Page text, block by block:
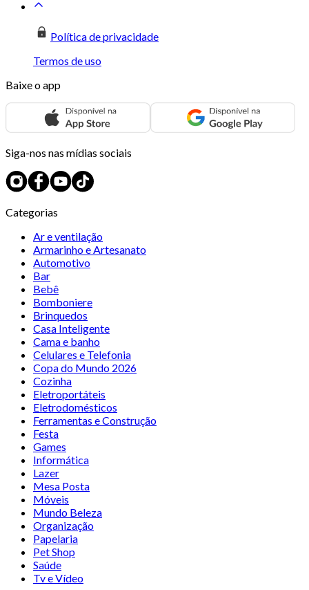
Política de privacidade
Termos de uso
Baixe o app
Siga-nos nas mídias sociais
Categorias
Ar e ventilação
Armarinho e Artesanato
Automotivo
Bar
Bebê
Bomboniere
Brinquedos
Casa Inteligente
Cama e banho
Celulares e Telefonia
Copa do Mundo 2026
Cozinha
Eletroportáteis
Eletrodomésticos
Ferramentas e Construção
Festa
Games
Informática
Lazer
Mesa Posta
Móveis
Mundo Beleza
Organização
Papelaria
Pet Shop
Saúde
Tv e Vídeo